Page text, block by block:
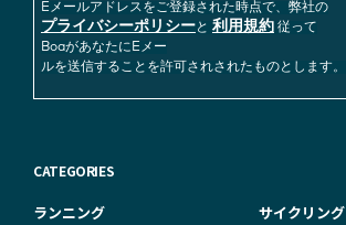
Eメールアドレスをご登録された時点で、弊社の
プライバシーポリシーと 利用規約 従って
BoaがあなたにEメー
ルを送信することを許可されされたものとします。
CATEGORIES
ランニング
サイクリング